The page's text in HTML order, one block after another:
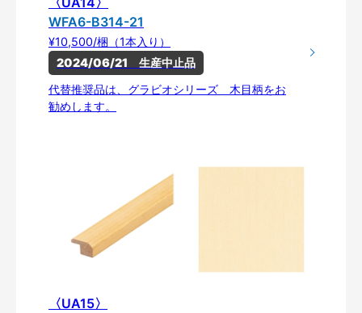
WFA6-B314-21
¥10,500/梱（1本入り）
2024/06/21　生産中止品
代替推奨品は、グラビオシリーズ 木目柄をお
勧めします。
〈UA15〉